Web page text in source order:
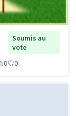
Soumis au
vote
0 0